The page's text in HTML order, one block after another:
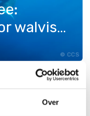
Over
CCS
nieuwe hoop voor walvissen